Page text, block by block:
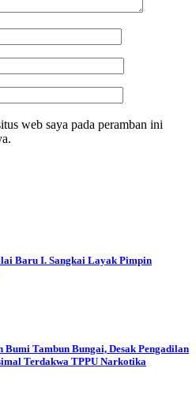
web saya pada peramban ini
Baru I. Sangkai Layak Pimpin
Tambun Bungai, Desak Pengadilan
Terdakwa TPPU Narkotika